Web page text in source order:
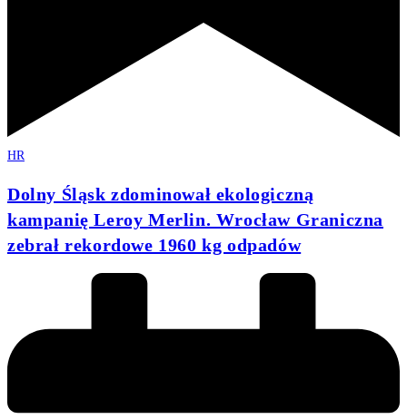
HR
Dolny Śląsk zdominował ekologiczną
kampanię Leroy Merlin. Wrocław Graniczna
zebrał rekordowe 1960 kg odpadów